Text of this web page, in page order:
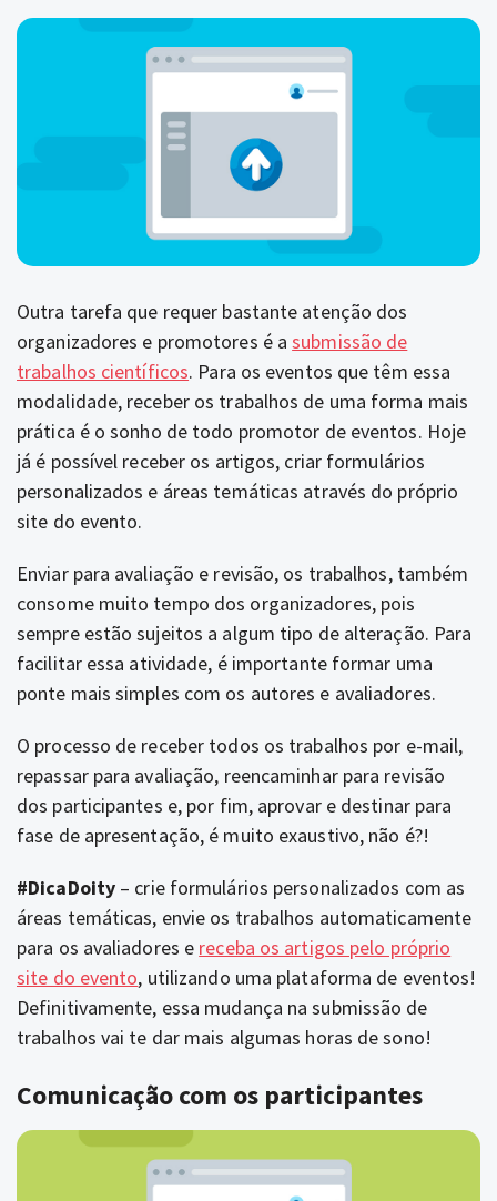
Outra tarefa que requer bastante atenção dos
organizadores e promotores é asubmissão de
trabalhos científicos. Para os eventos que têm essa
modalidade, receber os trabalhos de uma forma mais
prática é o sonho de todo promotor de eventos. Hoje
já é possível receber os artigos, criar formulários
personalizados e áreas temáticas através do próprio
site do evento.
Enviar para avaliação e revisão, os trabalhos, também
consome muito tempo dos organizadores, pois
sempre estão sujeitos a algum tipo de alteração. Para
facilitar essa atividade, é importante formar uma
ponte mais simples com os autores e avaliadores.
O processo de receber todos os trabalhos por e-mail,
repassar para avaliação, reencaminhar para revisão
dos participantes e, por fim, aprovar e destinar para
fase de apresentação, é muito exaustivo, não é?!
#DicaDoity – crie formulários personalizados com as
áreas temáticas, envie os trabalhos automaticamente
para os avaliadores e receba os artigos pelo próprio
site do evento, utilizando uma plataforma de eventos!
Definitivamente, essa mudança na submissão de
trabalhos vai te dar mais algumas horas de sono!
Comunicação com os participantes